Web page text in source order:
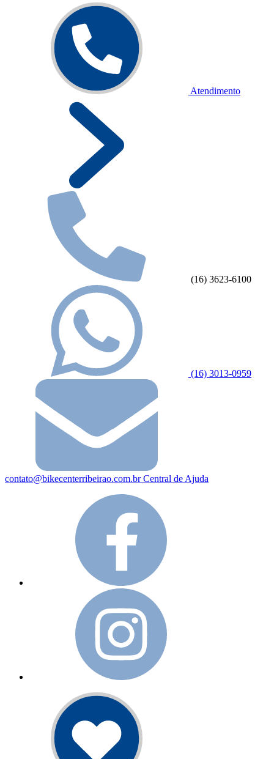
Atendimento
(16) 3623-6100
(16) 3013-0959
contato@bikecenterribeirao.com.brCentral de Ajuda